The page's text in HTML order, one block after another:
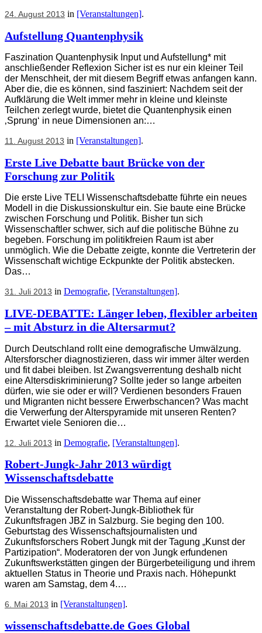
24. August 2013 in [Veranstaltungen].
Aufstellung Quantenphysik
Faszination Quantenphysik Input und Aufstellung* mit
anschließender Reflexion Sicher ist es nur ein kleiner Teil
der Menschheit, der mit diesem Begriff etwas anfangen kann.
Aber die, die es können, sind fasziniert: Nachdem seit der
Aufklärung die Welt immer mehr in kleine und kleinste
Teilchen zerlegt wurde, bietet die Quantenphysik einen
‚Sprung‘ in neue Dimensionen an:…
11. August 2013 in [Veranstaltungen].
Erste Live Debatte baut Brücke von der
Forschung zur Politik
Die erste Live TELI Wissenschaftsdebatte führte ein neues
Modell in die Diskussionskultur ein. Sie baute eine Brücke
zwischen Forschung und Politik. Bisher tun sich
Wissenschaftler schwer, sich auf die politische Bühne zu
begeben. Forschung im politikfreien Raum ist aber
unmöglich. Wie die Debatte zeigte, konnte die Vertreterin der
Wissenschaft wichtige Eckpunkte der Politik abstecken.
Das…
31. Juli 2013 in Demografie, [Veranstaltungen].
LIVE-DEBATTE: Länger leben, flexibler arbeiten
– mit Absturz in die Altersarmut?
Durch Deutschland rollt eine demografische Umwälzung.
Altersforscher diagnostizieren, dass wir immer älter werden
und fit dabei bleiben. Ist Zwangsverrentung deshalb nicht
eine Altersdiskriminierung? Sollte jeder so lange arbeiten
dürfen, wie sie oder er will? Verdienen besonders Frauen
und Migranten nicht bessere Erwerbschancen? Was macht
die Verwerfung der Alterspyramide mit unseren Renten?
Erwartet viele Senioren die…
12. Juli 2013 in Demografie, [Veranstaltungen].
Robert-Jungk-Jahr 2013 würdigt
Wissenschaftsdebatte
Die Wissenschaftsdebatte war Thema auf einer
Veranstaltung der Robert-Jungk-Bibliothek für
Zukunftsfragen JBZ in Salzburg. Sie beging den 100.
Geburtstag des Wissenschaftsjournalisten und
Zukunftsforschers Robert Jungk mit der Tagung „Kunst der
Partizipation“. Moderatoren der von Jungk erfundenen
Zukunftswerkstätten gingen der Bürgerbeteiligung und ihrem
aktuellen Status in Theorie und Praxis nach. Höhepunkt
waren am Samstag, dem 4.…
6. Mai 2013 in [Veranstaltungen].
wissenschaftsdebatte.de Goes Global